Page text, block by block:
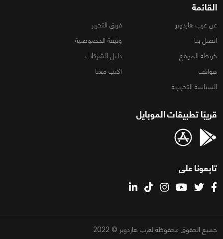
القائمة
عن عرب هاردوير
فريق التحرير
اتصل بنا
وثيقة الخصوصية
خريطة الموقع
دليل الشركات
هواتف
اكتب معنا
السياسة التحريرية
قريبًا تطبيقات الموبايل
تابعونا على
جميع الحقوق محفوظة لعرب هاردوير © 2022